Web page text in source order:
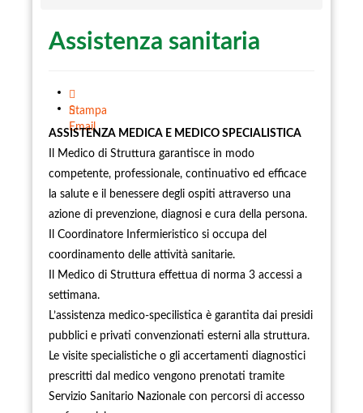
Assistenza sanitaria
Stampa
Email
ASSISTENZA MEDICA E MEDICO SPECIALISTICA
Il Medico di Struttura garantisce in modo
competente, professionale, continuativo ed efficace
la salute e il benessere degli ospiti attraverso una
azione di prevenzione, diagnosi e cura della persona.
Il Coordinatore Infermieristico si occupa del
coordinamento delle attività sanitarie.
Il Medico di Struttura effettua di norma 3 accessi a
settimana.
L’assistenza medico-specilistica è garantita dai presidi
pubblici e privati convenzionati esterni alla struttura.
Le visite specialistiche o gli accertamenti diagnostici
prescritti dal medico vengono prenotati tramite
Servizio Sanitario Nazionale con percorsi di accesso